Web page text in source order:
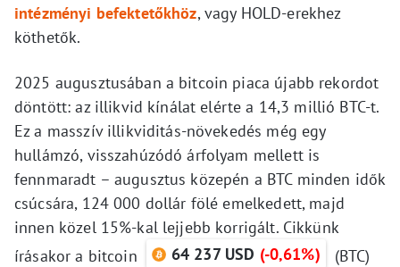
intézményi befektetőkhöz, vagy HOLD-erekhez
köthetők.
2025 augusztusában a bitcoin piaca újabb rekordot
döntött: az illikvid kínálat elérte a 14,3 millió BTC-t.
Ez a masszív illikviditás-növekedés még egy
hullámzó, visszahúzódó árfolyam mellett is
fennmaradt – augusztus közepén a BTC minden idők
csúcsára, 124 000 dollár fölé emelkedett, majd
innen közel 15%-kal lejjebb korrigált. Cikkünk
írásakor a bitcoin
64 237 USD (-0,61%)
(BTC)